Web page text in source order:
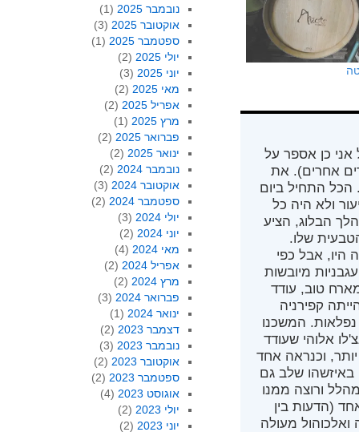
אני כן אספר על
אחרים). את
הכל התחיל ביום
ולא היה כל
הבלוג, הציע
שלו.
היו, אבל כפי
מיובשות
מארח טוב, עודד
קפירניה
המשכנו
אלוהי שעודד
וכנראה אחד
באיזשהו שלב גם
ורוצה ממנו
(הדעות בין
ואלכוהול מעולה
נובמבר 2025
(1)
אוקטובר 2025
(3)
ספטמבר 2025
(1)
יולי 2025
(2)
יוני 2025
(3)
מאי 2025
(2)
אפריל 2025
(2)
מרץ 2025
(1)
פברואר 2025
(2)
ינואר 2025
(2)
נובמבר 2024
(2)
אוקטובר 2024
(3)
ספטמבר 2024
(2)
יולי 2024
(3)
יוני 2024
(2)
מאי 2024
(4)
אפריל 2024
(2)
מרץ 2024
(2)
פברואר 2024
(3)
ינואר 2024
(1)
דצמבר 2023
(2)
נובמבר 2023
(3)
אוקטובר 2023
(2)
ספטמבר 2023
(2)
אוגוסט 2023
(4)
יולי 2023
(2)
יוני 2023
(2)